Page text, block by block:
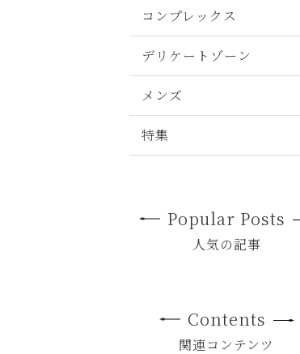
コンプレックス
デリケートゾーン
メンズ
特集
Popular Posts
人気の記事
Contents
関連コンテンツ